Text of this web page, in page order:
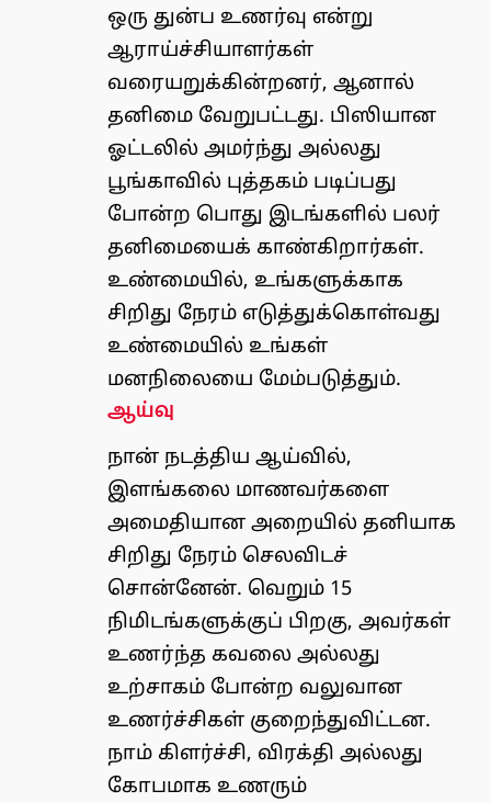
ஒரு துன்ப உணர்வு என்று
ஆராய்ச்சியாளர்கள்
வரையறுக்கின்றனர், ஆனால்
தனிமை வேறுபட்டது. பிஸியான
ஓட்டலில் அமர்ந்து அல்லது
பூங்காவில் புத்தகம் படிப்பது
போன்ற பொது இடங்களில் பலர்
தனிமையைக் காண்கிறார்கள்.
உண்மையில், உங்களுக்காக
சிறிது நேரம் எடுத்துக்கொள்வது
உண்மையில் உங்கள்
மனநிலையை மேம்படுத்தும்.
ஆய்வு
நான் நடத்திய ஆய்வில்,
இளங்கலை மாணவர்களை
அமைதியான அறையில் தனியாக
சிறிது நேரம் செலவிடச்
சொன்னேன். வெறும் 15
நிமிடங்களுக்குப் பிறகு, அவர்கள்
உணர்ந்த கவலை அல்லது
உற்சாகம் போன்ற வலுவான
உணர்ச்சிகள் குறைந்துவிட்டன.
நாம் கிளர்ச்சி, விரக்தி அல்லது
கோபமாக உணரும்